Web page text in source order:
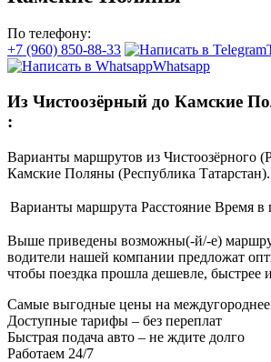
По телефону:
+7 (960) 850-88-33
Whatsapp
Из Чистоозёрный до Камские
:
Варианты маршрутов из Чистоозёрного
Камские Поляны (Республика Татарстан).
Варианты маршрута Расстояние Время в
Выше приведены возможны(-й/-е)
водители нашей компании предложат
чтобы поездка прошла дешевле, быстрее
Самые выгодные цены на междугороднее
Доступные тарифы – без переплат
Быстрая подача авто – не ждите долго
Работаем 24/7